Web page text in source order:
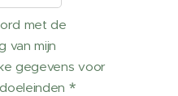
met de
van mijn
gegevens voor